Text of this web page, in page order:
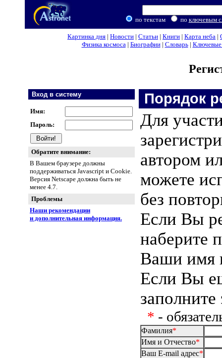
по текстам по ключевым
Картинка дня | Новости | Статьи | Книги | Карта неба |
Физика космоса| Биографии| Словарь| Ключевые
Вход в систему
Имя:
Пароль:
Обратите внимание:
В Вашем браузере должны
поддерживаться Javascript и Cookie.
Версия Netscape должна быть не
менее 4.7.
Проблемы
Наши рекомендации
и дополнительная информация.
Порядок
Для
автором
можете
без
Если Вы
наберите
Ваши имя
Если Вы
* -
Фамилия*
Имя и Отчество*
Ваш E-mail адрес*